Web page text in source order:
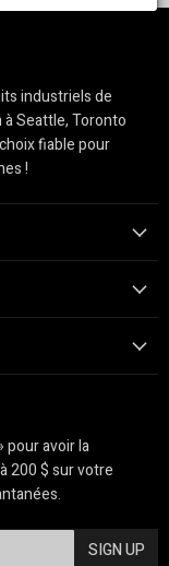
industriels de
Seattle, Toronto
fiable pour
!
pour avoir la
200 $ sur votre
SIGN UP